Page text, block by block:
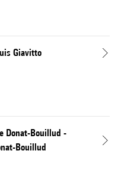
Giavitto
Donat-Bouillud -
Bouillud